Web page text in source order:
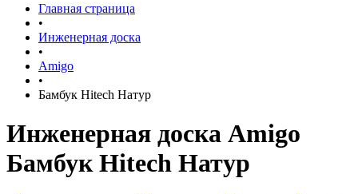
Главная страница
•
Инженерная доска
•
Amigo
•
Бамбук Hitech Натур
Инженерная доска Amigo
Бамбук Hitech Натур